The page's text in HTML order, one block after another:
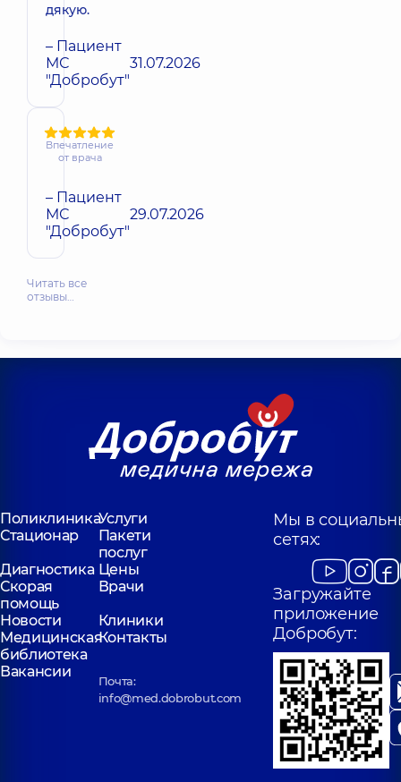
дякую.
– Пациент
МС
"Добробут"
31.07.2026
Впечатление
от врача
– Пациент
МС
"Добробут"
29.07.2026
Читать все
отзывы…
ПоликлиникаУслуги
Стационар
Пакети
послуг
Диагностика Цены
Скорая
помощь
Врачи
Новости
Клиники
Медицинская
библиотека
Контакты
Вакансии
Почта:
info@med.dobrobut.com
Мы в
сетях:
Загружайте
приложение
Добробут: